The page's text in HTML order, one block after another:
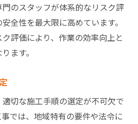
のスタッフが体系的なリスク評
全性を最大限に高めています。
評価により、作業の効率向上と
ます。
切な施工手順の選定が不可欠で
では、地域特有の要件や法令に